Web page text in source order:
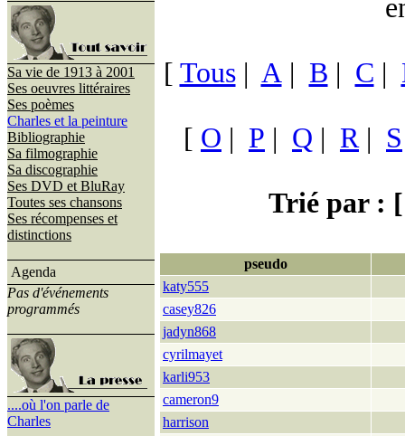
Sa vie de 1913 à 2001
Ses oeuvres littéraires
Ses poèmes
Charles et la peinture
Bibliographie
Sa filmographie
Sa discographie
Ses DVD et BluRay
Toutes ses chansons
Ses récompenses et
distinctions
Agenda
Pas d'événements
programmés
....où l'on parle de
Charles
[ Tous| A| B | C |
[ O | P | Q | R| S
Trié par : [
pseudo
katy555
casey826
jadyn868
cyrilmayet
karli953
cameron9
harrison